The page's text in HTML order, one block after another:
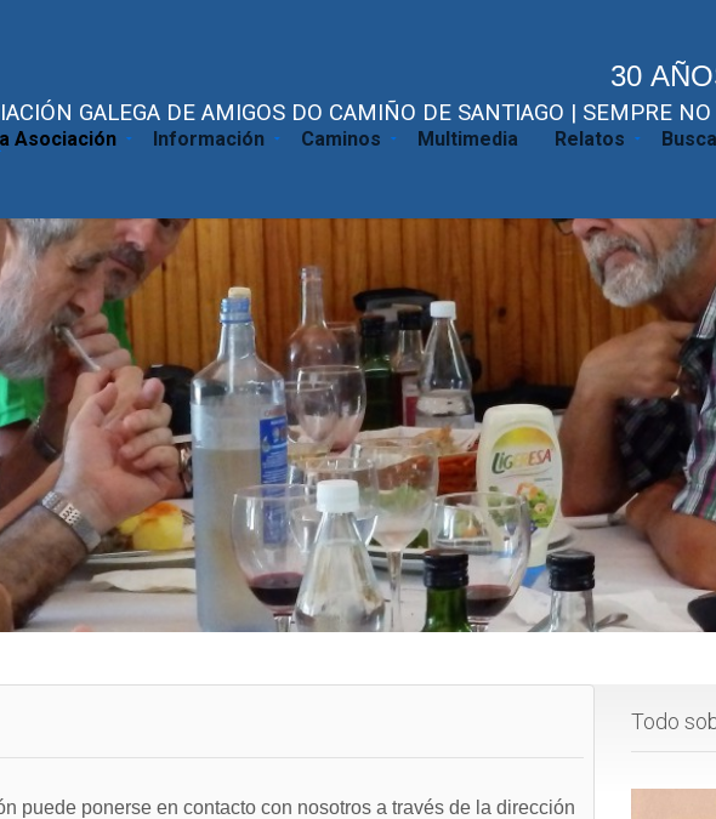
30
GALEGA DE AMIGOS DO CAMIÑO DE SANTIAGO | SEMPRE
Asociación Información Caminos Multimedia Relatos
puede ponerse en contacto con nosotros a través de la dirección
Todo